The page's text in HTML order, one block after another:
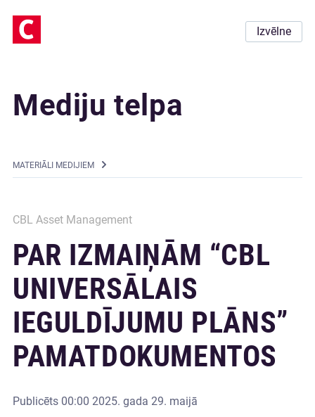
Izvēlne
Mediju telpa
MATERIĀLI MEDIJIEM
CBL Asset Management
PAR IZMAIŅĀM “CBL
UNIVERSĀLAIS
IEGULDĪJUMU PLĀNS”
PAMATDOKUMENTOS
Publicēts 00:00 2025. gada 29. maijā